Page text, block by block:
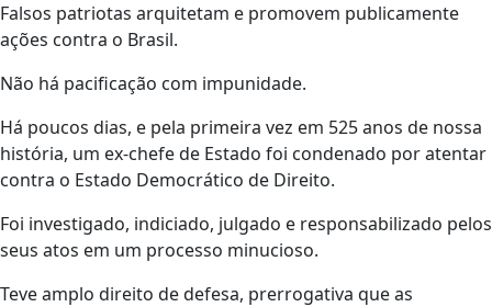
Falsos patriotas arquitetam e promovem publicamente
ações contra o Brasil.
Não há pacificação com impunidade.
Há poucos dias, e pela primeira vez em 525 anos de nossa
história, um ex-chefe de Estado foi condenado por atentar
contra o Estado Democrático de Direito.
Foi investigado, indiciado, julgado e responsabilizado pelos
seus atos em um processo minucioso.
Teve amplo direito de defesa, prerrogativa que as